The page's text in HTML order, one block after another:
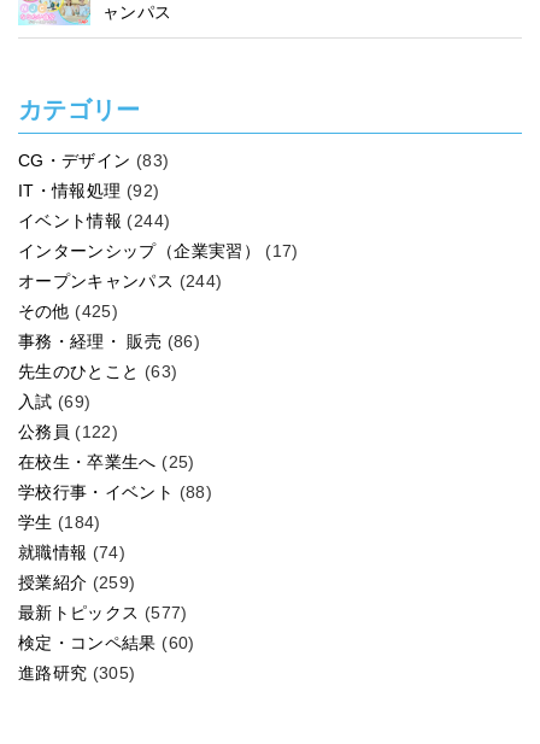
ャンパス
カテゴリー
CG・デザイン (83)
IT・情報処理 (92)
イベント情報 (244)
インターンシップ（企業実習）
(17)
オープンキャンパス (244)
その他 (425)
事務・経理・ 販売 (86)
先生のひとこと (63)
入試 (69)
公務員 (122)
在校生・卒業生へ (25)
学校行事・イベント (88)
学生 (184)
就職情報 (74)
授業紹介 (259)
最新トピックス (577)
検定・コンペ結果 (60)
進路研究 (305)